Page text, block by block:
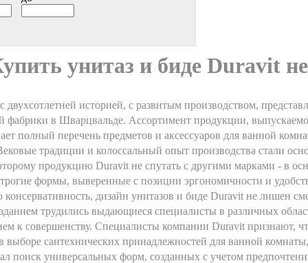
унитаз и биде Duravit
двухсотлетней историей, с развитым производством,
фабрики в Шварцвальде. Ассортимент продукции,
полный перечень предметов и аксессуаров для ванной
традиции и колоссальный опыт производства стали
продукцию Duravit не спутать с другими марками - в
формы, выверенные с позиции эргономичности и
консервативность, дизайн унитазов и биде Duravit не лишен
трудились выдающиеся специалисты в различных
к совершенству. Специалисты компании Duravit признают,
выборе сантехнических принадлежностей для ванной
поиск универсальных форм, созданных с учетом